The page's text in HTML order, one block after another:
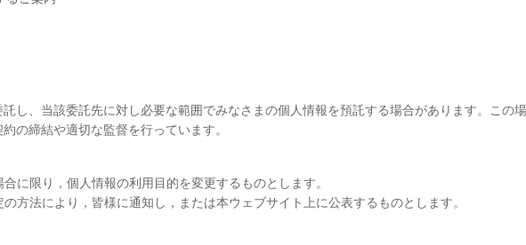
し、当該委託先に対し必要な範囲でみなさまの個人情報を預託する場合があります。この
の締結や適切な監督を行っています。
に限り，個人情報の利用目的を変更するものとします。
方法により，皆様に通知し，または本ウェブサイト上に公表するものとします。